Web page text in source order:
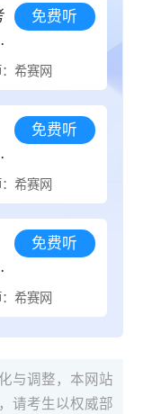
免费听
希赛网
免费听
希赛网
免费听
希赛网
与调整，本网站
请考生以权威部